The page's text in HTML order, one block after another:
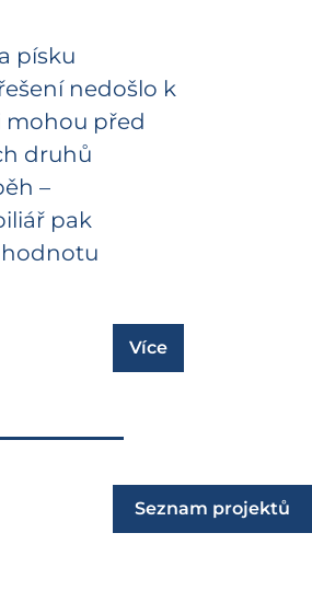
písku
nedošlo k
mohou před
druhů
–
pak
hodnotu
Více
Seznam projektů